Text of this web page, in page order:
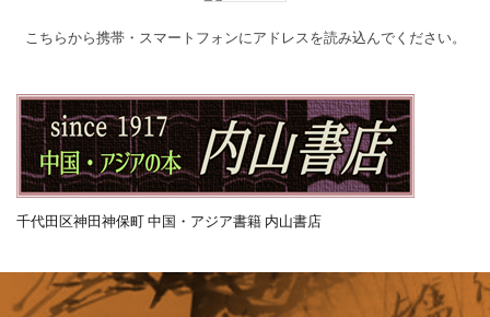
こちらから携帯・スマートフォンにアドレスを読み込んでください。
千代田区神田神保町 中国・アジア書籍 内山書店